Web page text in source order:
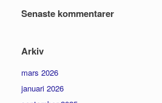
Senaste kommentarer
Arkiv
mars 2026
januari 2026